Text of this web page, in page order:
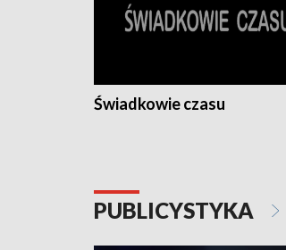
Świadkowie czasu
PUBLICYSTYKA